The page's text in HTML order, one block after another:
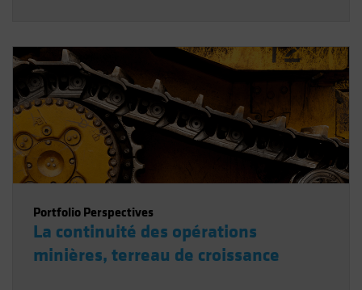
Portfolio Perspectives
La continuité des opérations
minières, terreau de croissance